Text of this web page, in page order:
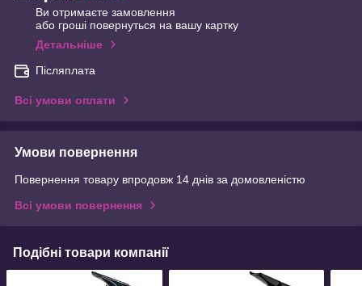
Ви отримаєте замовлення
або гроші повернуться на вашу картку
Детальніше
Післяплата
Всі умови оплати
Умови повернення
Повернення товару впродовж 14 днів за домовленістю
Всі умови повернення
Подібні товари компанії